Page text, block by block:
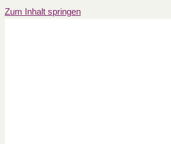
Zum Inhalt springen